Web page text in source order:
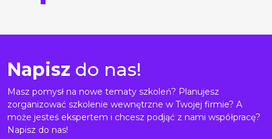
Napisz do nas!
Masz pomysł na nowe tematy szkoleń? Planujesz
zorganizować szkolenie wewnętrzne w Twojej firmie? A
może jesteś ekspertem i chcesz podjąć z nami współpracę?
Napisz do nas!